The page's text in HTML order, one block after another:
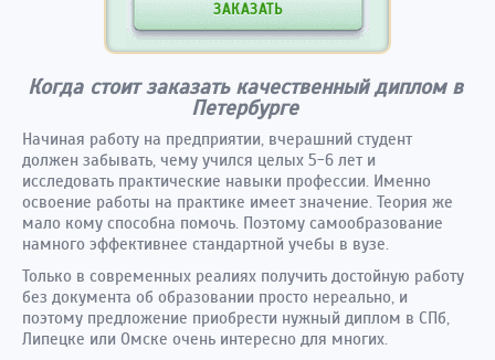
ЗАКАЗАТЬ
Когда стоит заказать качественный диплом в
Петербурге
Начиная работу на предприятии, вчерашний студент
должен забывать, чему учился целых 5-6 лет и
исследовать практические навыки профессии. Именно
освоение работы на практике имеет значение. Теория же
мало кому способна помочь. Поэтому самообразование
намного эффективнее стандартной учебы в вузе.
Только в современных реалиях получить достойную работу
без документа об образовании просто нереально, и
поэтому предложение приобрести нужный диплом в СПб,
Липецке или Омске очень интересно для многих.